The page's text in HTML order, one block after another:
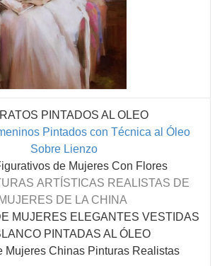
PINTADOS AL OLEO
Pintados con Técnica al Óleo
Sobre Lienzo
de Mujeres Con Flores
ARTÍSTICAS REALISTAS DE
MUJERES DE LA CHINA
MUJERES ELEGANTES VESTIDAS
PINTADAS AL ÓLEO
Mujeres Chinas Pinturas Realistas